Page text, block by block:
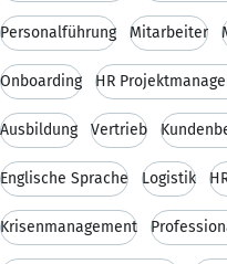
Personalführung Mitarbeiter
Onboarding HR
Ausbildung Vertrieb
Englische Sprache Logistik
Krisenmanagement